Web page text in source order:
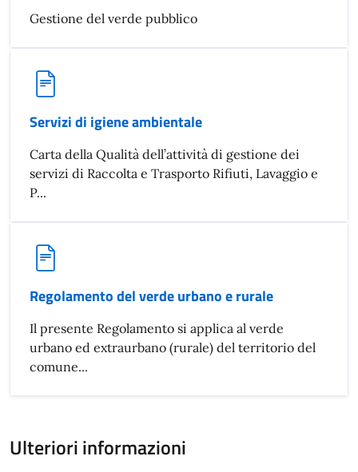
Gestione del verde pubblico
Servizi di igiene ambientale
Carta della Qualità dell’attività di gestione dei
servizi di Raccolta e Trasporto Rifiuti, Lavaggio e
P...
Regolamento del verde urbano e rurale
Il presente Regolamento si applica al verde
urbano ed extraurbano (rurale) del territorio del
comune...
Ulteriori informazioni